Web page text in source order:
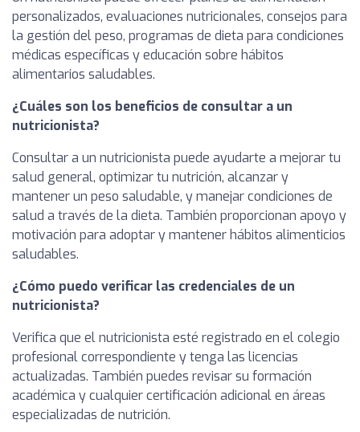
personalizados, evaluaciones nutricionales, consejos para
la gestión del peso, programas de dieta para condiciones
médicas específicas y educación sobre hábitos
alimentarios saludables.
¿Cuáles son los beneficios de consultar a un
nutricionista?
Consultar a un nutricionista puede ayudarte a mejorar tu
salud general, optimizar tu nutrición, alcanzar y
mantener un peso saludable, y manejar condiciones de
salud a través de la dieta. También proporcionan apoyo y
motivación para adoptar y mantener hábitos alimenticios
saludables.
¿Cómo puedo verificar las credenciales de un
nutricionista?
Verifica que el nutricionista esté registrado en el colegio
profesional correspondiente y tenga las licencias
actualizadas. También puedes revisar su formación
académica y cualquier certificación adicional en áreas
especializadas de nutrición.